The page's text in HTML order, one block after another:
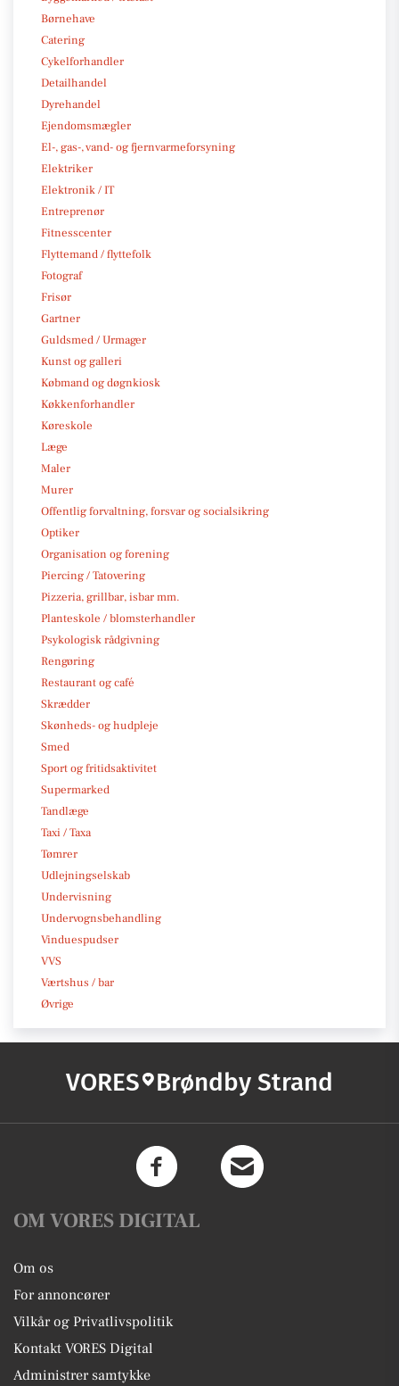
Børnehave
Catering
Cykelforhandler
Detailhandel
Dyrehandel
Ejendomsmægler
El-, gas-, vand- og fjernvarmeforsyning
Elektriker
Elektronik / IT
Entreprenør
Fitnesscenter
Flyttemand / flyttefolk
Fotograf
Frisør
Gartner
Guldsmed / Urmager
Kunst og galleri
Købmand og døgnkiosk
Køkkenforhandler
Køreskole
Læge
Maler
Murer
Offentlig forvaltning, forsvar og socialsikring
Optiker
Organisation og forening
Piercing / Tatovering
Pizzeria, grillbar, isbar mm.
Planteskole / blomsterhandler
Psykologisk rådgivning
Rengøring
Restaurant og café
Skrædder
Skønheds- og hudpleje
Smed
Sport og fritidsaktivitet
Supermarked
Tandlæge
Taxi / Taxa
Tømrer
Udlejningselskab
Undervisning
Undervognsbehandling
Vinduespudser
VVS
Værtshus / bar
Øvrige
VORES Brøndby Strand
OM VORES DIGITAL
Om os
For annoncører
Vilkår og Privatlivspolitik
Kontakt VORES Digital
Administrer samtykke